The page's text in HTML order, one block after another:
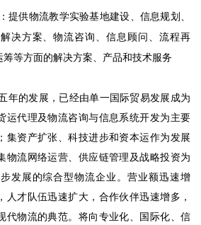
：提供物流教学实验基地建设、信息规划、
决方案、物流咨询、信息顾问、流程再
等方面的解决方案、产品和技术服务
年的发展，已经由单一国际贸易发展成为
运代理及物流咨询与信息系统开发为主要
集资产扩张、科技进步和资本运作为发展
物流网络运营、供应链管理及战略投资为
发展的综合型物流企业。营业额迅速增
人才队伍迅速扩大，合作伙伴迅速增多，
代物流的典范。将向专业化、国际化、信